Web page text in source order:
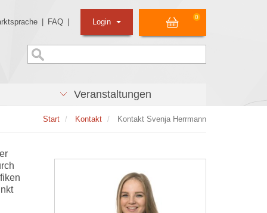
FAQ
0
Login
Veranstaltungen
Start Kontakt Kontakt Svenja Herrmann